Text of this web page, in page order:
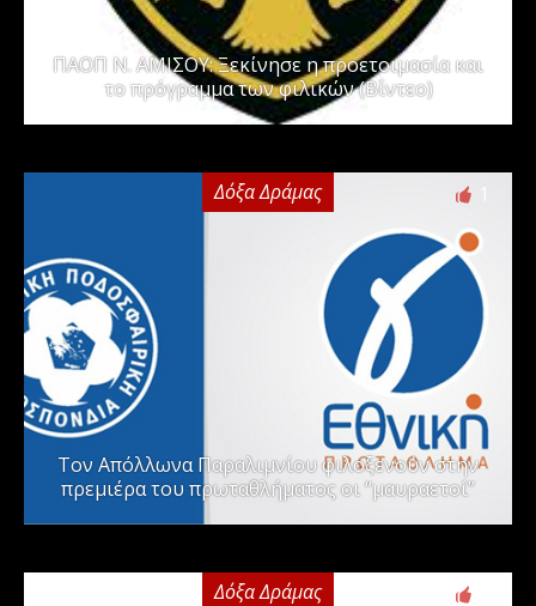
ΠΑΟΠ Ν. ΑΜΙΣΟΥ: Ξεκίνησε η προετοιμασία και
το πρόγραμμα των φιλικών (Βίντεο)
Δόξα Δράμας
Τον Απόλλωνα Παραλιμνίου φιλοξενούν στην
πρεμιέρα του πρωταθλήματος οι “μαυραετοί”
Δόξα Δράμας